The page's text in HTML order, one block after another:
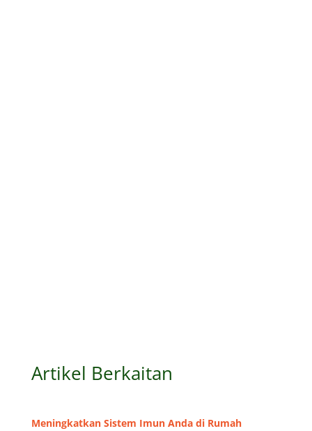
Artikel Berkaitan
Meningkatkan Sistem Imun Anda di Rumah